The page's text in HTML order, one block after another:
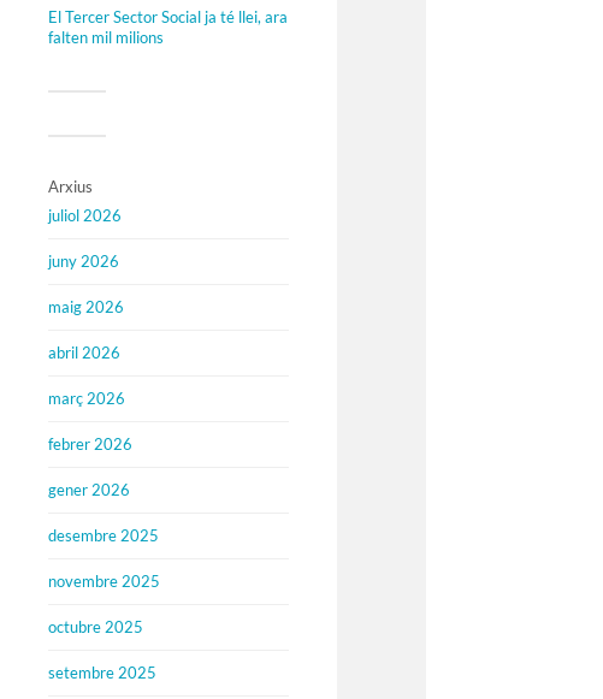
El Tercer Sector Social ja té llei, ara
falten mil milions
Arxius
juliol 2026
juny 2026
maig 2026
abril 2026
març 2026
febrer 2026
gener 2026
desembre 2025
novembre 2025
octubre 2025
setembre 2025